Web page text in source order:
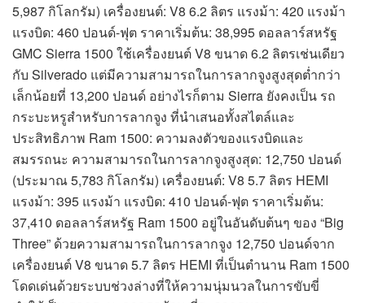
5,987 กิโลกรัม) เครื่องยนต์: V8 6.2 ลิตร แรงม้า: 420 แรงม้า
แรงบิด: 460 ปอนด์-ฟุต ราคาเริ่มต้น: 38,995 ดอลลาร์สหรัฐ
GMC Sierra 1500 ใช้เครื่องยนต์ V8 ขนาด 6.2 ลิตรเช่นเดียว
กับ Silverado แต่มีความสามารถในการลากจูงสูงสุดต่ำกว่า
เล็กน้อยที่ 13,200 ปอนด์ อย่างไรก็ตาม Sierra ยังคงเป็น รถ
กระบะหรูสำหรับการลากจูง ที่นำเสนอทั้งสไตล์และ
ประสิทธิภาพ Ram 1500: ความลงตัวของแรงบิดและ
สมรรถนะ ความสามารถในการลากจูงสูงสุด: 12,750 ปอนด์
(ประมาณ 5,783 กิโลกรัม) เครื่องยนต์: V8 5.7 ลิตร HEMI
แรงม้า: 395 แรงม้า แรงบิด: 410 ปอนด์-ฟุต ราคาเริ่มต้น:
37,410 ดอลลาร์สหรัฐ Ram 1500 อยู่ในอันดับต้นๆ ของ “Big
Three” ด้วยความสามารถในการลากจูง 12,750 ปอนด์จาก
เครื่องยนต์ V8 ขนาด 5.7 ลิตร HEMI ที่เป็นตำนาน Ram 1500
โดดเด่นด้วยระบบช่วงล่างที่ให้ความนุ่มนวลในการขับขี่